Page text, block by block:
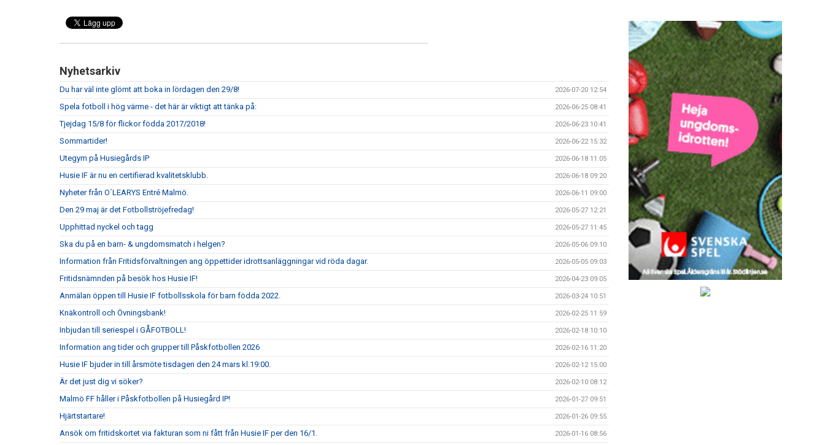
Nyhetsarkiv
Du har väl inte glömt att boka in lördagen den 29/8! 2026-07-20 12:54
Spela fotboll i hög värme - det här är viktigt att tänka på: 2026-06-25 08:41
Tjejdag 15/8 för flickor födda 2017/2018! 2026-06-23 10:41
Sommartider! 2026-06-22 15:32
Utegym på Husiegårds IP 2026-06-18 11:05
Husie IF är nu en certifierad kvalitetsklubb. 2026-06-18 09:20
Nyheter från O´LEARYS Entré Malmö. 2026-06-11 09:00
Den 29 maj är det Fotbollströjefredag! 2026-05-27 12:21
Upphittad nyckel och tagg 2026-05-27 11:45
Ska du på en barn- & ungdomsmatch i helgen? 2026-05-06 09:10
Information från Fritidsförvaltningen ang öppettider idrottsanläggningar vid röda dagar. 2026-05-05 09:03
Fritidsnämnden på besök hos Husie IF! 2026-04-23 09:05
Anmälan öppen till Husie IF fotbollsskola för barn födda 2022. 2026-03-24 10:51
Knäkontroll och Övningsbank! 2026-02-25 11:59
Inbjudan till seriespel i GÅFOTBOLL! 2026-02-18 10:10
Information ang tider och grupper till Påskfotbollen 2026 2026-02-16 11:20
Husie IF bjuder in till årsmöte tisdagen den 24 mars kl.19:00. 2026-02-12 15:00
Är det just dig vi söker? 2026-02-10 08:12
Malmö FF håller i Påskfotbollen på Husiegård IP! 2026-01-27 09:51
Hjärtstartare! 2026-01-26 09:55
Ansök om fritidskortet via fakturan som ni fått från Husie IF per den 16/1. 2026-01-16 08:56